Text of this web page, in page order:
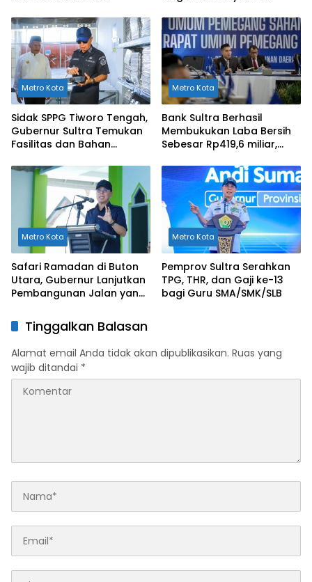
Metro Kota
Sidak SPPG Tiworo Tengah,
Gubernur Sultra Temukan
Fasilitas dan Bahan
Standar
Metro Kota
Bank Sultra Berhasil
Membukukan Laba Bersih
Sebesar Rp419,6 miliar,
Capaian Tahun 2024
Metro Kota
Safari Ramadan di Buton
Utara, Gubernur Lanjutkan
Pembangunan Jalan yang
Metro Kota
Pemprov Sultra Serahkan
TPG, THR, dan Gaji ke-13
bagi Guru SMA/SMK/SLB
Tinggalkan Balasan
Alamat email Anda tidak akan dipublikasikan. Ruas yang
wajib ditandai *